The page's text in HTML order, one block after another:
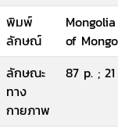
พิมพ์
ลักษณ์
of
ลักษณะ
ทาง
กายภาพ
87 p. ;